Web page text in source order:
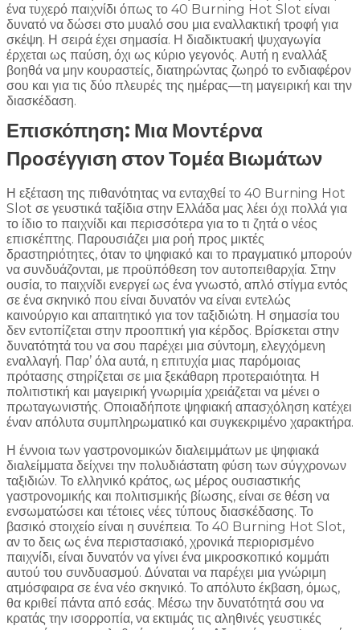
ένα τυχερό παιχνίδι όπως το 40 Burning Hot Slot είναι
δυνατό να δώσει στο μυαλό σου μια εναλλακτική τροφή για
σκέψη. Η σειρά έχει σημασία. Η διαδικτυακή ψυχαγωγία
έρχεται ως παύση, όχι ως κύριο γεγονός. Αυτή η εναλλάξ
βοηθά να μην κουραστείς, διατηρώντας ζωηρό το ενδιαφέρον
σου και για τις δύο πλευρές της ημέρας—τη μαγειρική και την
διασκέδαση.
Επισκόπηση: Μια Μοντέρνα
Προσέγγιση στον Τομέα Βιωμάτων
Η εξέταση της πιθανότητας να ενταχθεί το 40 Burning Hot
Slot σε γευστικά ταξίδια στην Ελλάδα μας λέει όχι πολλά για
το ίδιο το παιχνίδι και περισσότερα για το τι ζητά ο νέος
επισκέπτης. Παρουσιάζει μια ροή προς μικτές
δραστηριότητες, όταν το ψηφιακό και το πραγματικό μπορούν
να συνδυάζονται, με προϋπόθεση τον αυτοπειθαρχία. Στην
ουσία, το παιχνίδι ενεργεί ως ένα γνωστό, απλό στίγμα εντός
σε ένα σκηνικό που είναι δυνατόν να είναι εντελώς
καινούργιο και απαιτητικό για τον ταξιδιώτη. Η σημασία του
δεν εντοπίζεται στην προοπτική για κέρδος. Βρίσκεται στην
δυνατότητά του να σου παρέχει μια σύντομη, ελεγχόμενη
εναλλαγή. Παρ’ όλα αυτά, η επιτυχία μιας παρόμοιας
πρότασης στηρίζεται σε μια ξεκάθαρη προτεραιότητα. Η
πολιτιστική και μαγειρική γνωριμία χρειάζεται να μένει ο
πρωταγωνιστής. Οποιαδήποτε ψηφιακή απασχόληση κατέχει
έναν απόλυτα συμπληρωματικό και συγκεκριμένο χαρακτήρα.
Η έννοια των γαστρονομικών διαλειμμάτων με ψηφιακά
διαλείμματα δείχνει την πολυδιάστατη φύση των σύγχρονων
ταξιδιών. Το ελληνικό κράτος, ως μέρος ουσιαστικής
γαστρονομικής και πολιτισμικής βίωσης, είναι σε θέση να
ενσωματώσει και τέτοιες νέες τύπους διασκέδασης. Το
βασικό στοιχείο είναι η συνέπεια. Το 40 Burning Hot Slot,
αν το δεις ως ένα περιστασιακό, χρονικά περιορισμένο
παιχνίδι, είναι δυνατόν να γίνει ένα μικροσκοπικό κομμάτι
αυτού του συνδυασμού. Δύναται να παρέχει μια γνώριμη
ατμόσφαιρα σε ένα νέο σκηνικό. Το απόλυτο έκβαση, όμως,
θα κριθεί πάντα από εσάς. Μέσω την δυνατότητά σου να
κρατάς την ισορροπία, να εκτιμάς τις αληθινές γευστικές